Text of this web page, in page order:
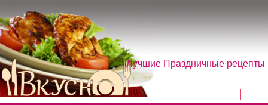
Лучшие Праздничные рецепты